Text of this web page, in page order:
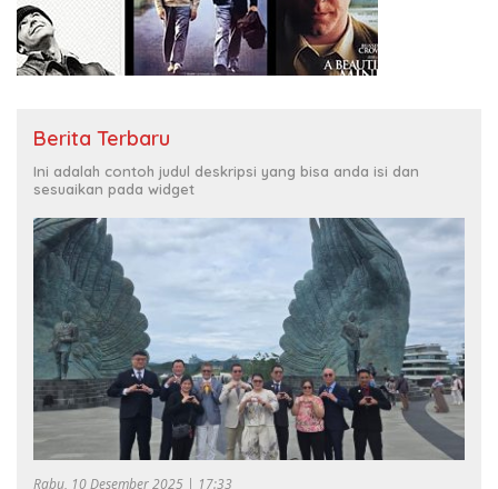
Berita Terbaru
Ini adalah contoh judul deskripsi yang bisa anda isi dan
sesuaikan pada widget
Rabu, 10 Desember 2025 | 17:33